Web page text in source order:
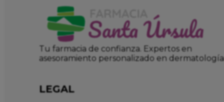
Tu farmacia de confianza. Expertos en
asesoramiento personalizado en dermatología
LEGAL